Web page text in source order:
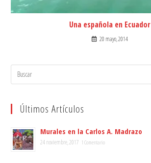
Una española en Ecuador
20 mayo, 2014
Search
Últimos Artículos
Murales en la Carlos A. Madrazo
24 noviembre, 2017 1 Comentario